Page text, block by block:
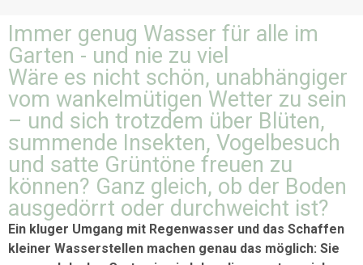
Immer genug Wasser für alle im
Garten - und nie zu viel
Wäre es nicht schön, unabhängiger
vom wankelmütigen Wetter zu sein
– und sich trotzdem über Blüten,
summende Insekten, Vogelbesuch
und satte Grüntöne freuen zu
können? Ganz gleich, ob der Boden
ausgedörrt oder durchweicht ist?
Ein kluger Umgang mit Regenwasser und das Schaffen
kleiner Wasserstellen machen genau das möglich: Sie